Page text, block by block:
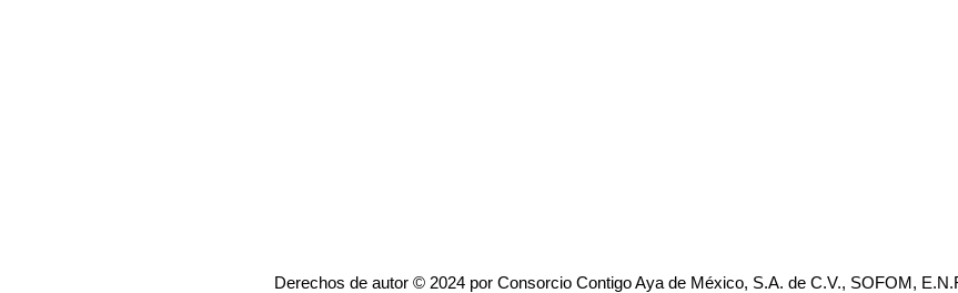
Derechos de autor © 2024 por Consorcio Contigo Aya de México, S.A. de C.V., SOFOM,